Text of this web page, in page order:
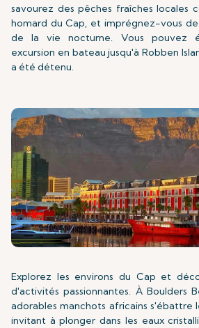
savourez des pêches fraîches locales
homard du Cap, et imprégnez-vous
de la vie nocturne. Vous pouvez
excursion en bateau jusqu'à Robben
a été détenu.
Explorez les environs du Cap et
d'activités passionnantes. À Boulders
adorables manchots africains s'ébattre
invitant à plonger dans les eaux